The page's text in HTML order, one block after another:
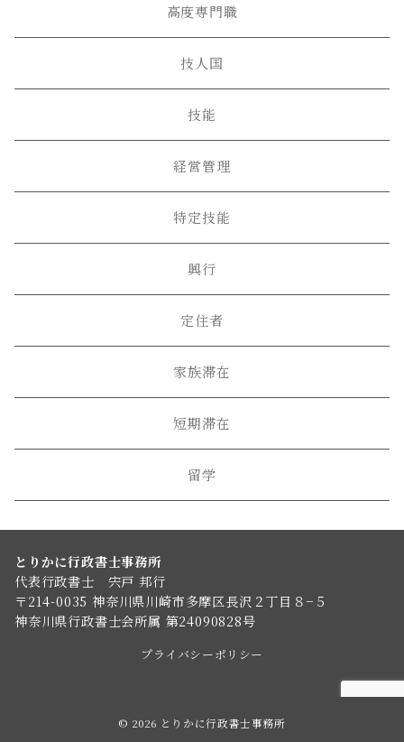
高度専門職
技人国
技能
経営管理
特定技能
興行
定住者
家族滞在
短期滞在
留学
とりかに行政書士事務所
代表行政書士 宍戸 邦行
〒214-0035 神奈川県川崎市多摩区長沢２丁目８−５
神奈川県行政書士会所属 第24090828号
プライバシーポリシー
© 2026 とりかに行政書士事務所